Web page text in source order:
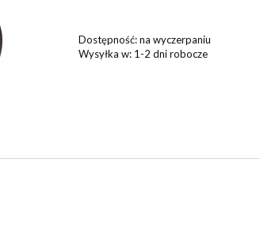
Dostępność:na wyczerpaniu
Wysyłka w: 1-2 dni robocze